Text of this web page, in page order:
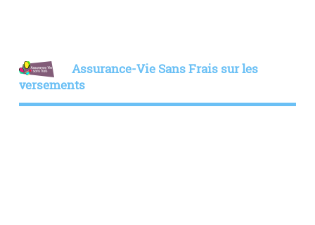
Assurance-Vie Sans Frais sur les
versements